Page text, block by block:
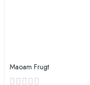
Maoam Frugt